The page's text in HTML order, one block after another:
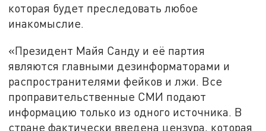
которая будет преследовать любое
инакомыслие.
«Президент Майя Санду и её партия
являются главными дезинформаторами и
распространителями фейков и лжи. Все
проправительственные СМИ подают
информацию только из одного источника. В
стране фактически введена цензура, которая